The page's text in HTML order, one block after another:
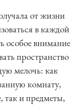
от жизни
в каждой
особое внимание
пространство
мелочь: как
комнату,
так и предметы,